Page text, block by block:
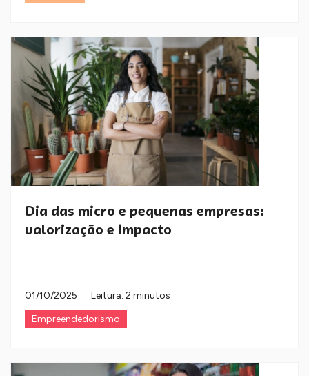
Dia das micro e pequenas empresas:
valorização e impacto
01/10/2025
Leitura: 2 minutos
Empreendedorismo